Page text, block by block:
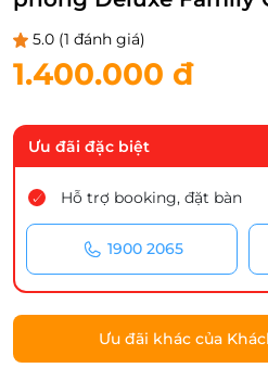
5.0 (1 đánh giá)
1.400.000 đ
Ưu đãi đặc biệt
Hỗ trợ booking, đặt bàn
1900 2065
Ưu đãi khác của